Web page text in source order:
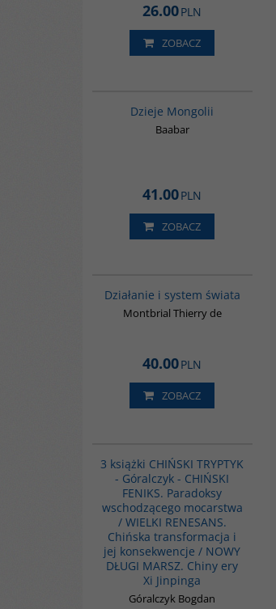
26.00PLN
ZOBACZ
Dzieje Mongolii
Baabar
41.00PLN
ZOBACZ
Działanie i system świata
Montbrial Thierry de
40.00PLN
ZOBACZ
3 książki CHIŃSKI TRYPTYK
- Góralczyk - CHIŃSKI
FENIKS. Paradoksy
wschodzącego mocarstwa
/ WIELKI RENESANS.
Chińska transformacja i
jej konsekwencje / NOWY
DŁUGI MARSZ. Chiny ery
Xi Jinpinga
Góralczyk Bogdan